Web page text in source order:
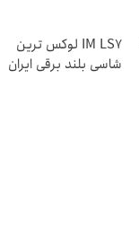
IM LS7 لوکس ترین
شاسی بلند برقی ایران